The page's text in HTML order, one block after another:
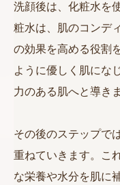
洗顔後は、化粧水を
粧水は、肌のコンデ
の効果を高める役割
ように優しく肌にな
力のある肌へと導き
その後のステップで
重ねていきます。こ
な栄養や水分を肌に